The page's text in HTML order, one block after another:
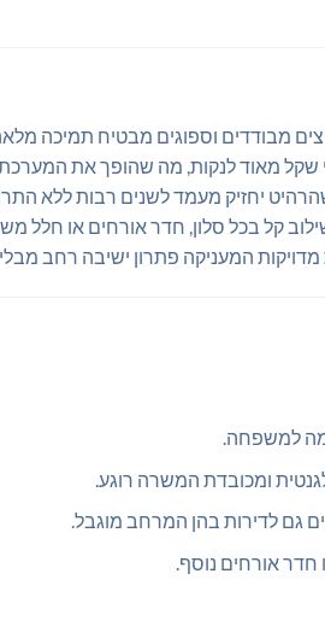
מבודדים וספוגים מבטיח תמיכה
שקל מאוד לנקות, מה שהופך את
יחזיק מעמד לשנים רבות ללא
קל בכל סלון, חדר אורחים או חלל
למשפחה.
ומכובדת המשרה רוגע.
גם לדירות בהן המרחב מוגבל.
חדר אורחים נוסף.